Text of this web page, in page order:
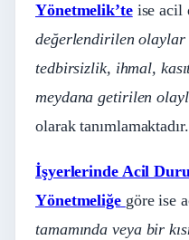
Yönetmelik’teise acil
değerlendirilen
tedbirsizlik, ihmal,
meydana getirilen
olarak tanımlamaktadır.
İşyerlerinde Acil
Yönetmeliğe göre ise
tamamında veya bir